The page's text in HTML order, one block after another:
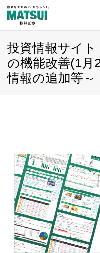
投資情報サイ
の機能改善(1月
情報の追加等～